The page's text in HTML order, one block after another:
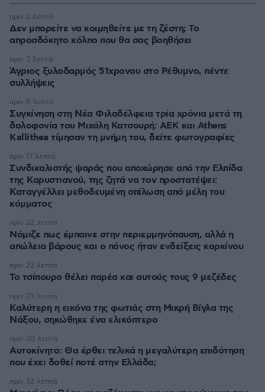
Δεν μπορείτε να κοιμηθείτε με τη ζέστη; Το
απροσδόκητο κόλπο που θα σας βοηθήσει
πριν 2 λεπτά
Άγριος ξυλοδαρμός 51χρονου στο Ρέθυμνο, πέντε
συλλήψεις
πριν 3 λεπτά
Συγκίνηση στη Νέα Φιλαδέλφεια τρία χρόνια μετά τη
δολοφονία του Μιχάλη Κατσουρή: ΑΕΚ και Athens
Kallithea τίμησαν τη μνήμη του, δείτε φωτογραφίες
πριν 8 λεπτά
Συνδικαλιστής ψαράς που αποχώρησε από την Ελπίδα
της Καρυστιανού, της ζητά να τον προστατέψει:
Καταγγέλλει μεθοδευμένη σπίλωση από μέλη του
κόμματος
πριν 17 λεπτά
Νόμιζε πως έμπαινε στην περιεμμηνόπαυση, αλλά η
απώλεια βάρους και ο πόνος ήταν ενδείξεις καρκίνου
πριν 22 λεπτά
Το τσίπουρο θέλει παρέα και αυτούς τους 9 μεζέδες
πριν 22 λεπτά
Καλύτερη η εικόνα της φωτιάς στη Μικρή Βίγλα της
Νάξου, σηκώθηκε ένα ελικόπτερο
πριν 25 λεπτά
Αυτοκίνητο: Θα έρθει τελικά η μεγαλύτερη επιδότηση
που έχει δοθεί ποτέ στην Ελλάδα;
πριν 30 λεπτά
πριν 32 λεπτά